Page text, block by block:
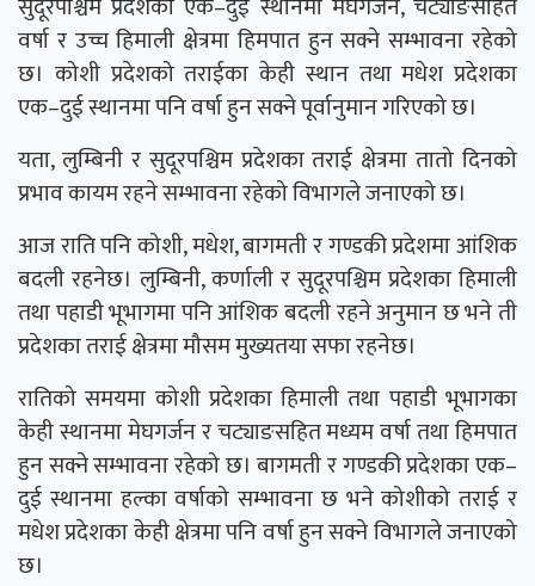
वर्षा र उच्च हिमाली क्षेत्रमा हिमपात हुन सक्ने सम्भावना रहेको
छ। कोशी प्रदेशको तराईका केही स्थान तथा मधेश प्रदेशका
एक–दुई स्थानमा पनि वर्षा हुन सक्ने पूर्वानुमान गरिएको छ।
यता, लुम्बिनी र सुदूरपश्चिम प्रदेशका तराई क्षेत्रमा तातो दिनको
प्रभाव कायम रहने सम्भावना रहेको विभागले जनाएको छ।
आज राति पनि कोशी, मधेश, बागमती र गण्डकी प्रदेशमा आंशिक
बदली रहनेछ। लुम्बिनी, कर्णाली र सुदूरपश्चिम प्रदेशका हिमाली
तथा पहाडी भूभागमा पनि आंशिक बदली रहने अनुमान छ भने ती
प्रदेशका तराई क्षेत्रमा मौसम मुख्यतया सफा रहनेछ।
रातिको समयमा कोशी प्रदेशका हिमाली तथा पहाडी भूभागका
केही स्थानमा मेघगर्जन र चट्याङसहित मध्यम वर्षा तथा हिमपात
हुन सक्ने सम्भावना रहेको छ। बागमती र गण्डकी प्रदेशका एक–
दुई स्थानमा हल्का वर्षाको सम्भावना छ भने कोशीको तराई र
मधेश प्रदेशका केही क्षेत्रमा पनि वर्षा हुन सक्ने विभागले जनाएको
छ।